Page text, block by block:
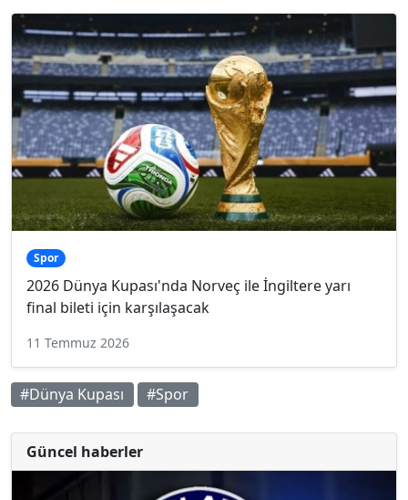
Spor
2026 Dünya Kupası'nda Norveç ile İngiltere yarı
final bileti için karşılaşacak
11 Temmuz 2026
#Dünya Kupası #Spor
Güncel haberler